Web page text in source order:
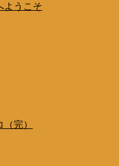
ようこそ
完）